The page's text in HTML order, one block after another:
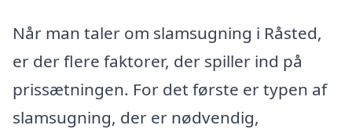
Når man taler om slamsugning i Råsted,
er der flere faktorer, der spiller ind på
prissætningen. For det første er typen af
slamsugning, der er nødvendig,